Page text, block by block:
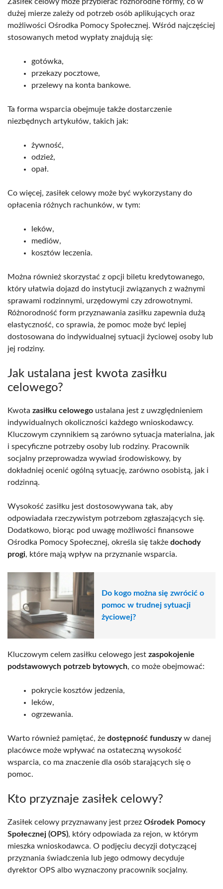
dużej mierze zależy od potrzeb osób aplikujących oraz
możliwości Ośrodka Pomocy Społecznej. Wśród najczęściej
stosowanych metod wypłaty znajdują się:
gotówka,
przekazy pocztowe,
przelewy na konta bankowe.
Ta forma wsparcia obejmuje także dostarczenie
niezbędnych artykułów, takich jak:
żywność,
odzież,
opał.
Co więcej, zasiłek celowy może być wykorzystany do
opłacenia różnych rachunków, w tym:
leków,
mediów,
kosztów leczenia.
Można również skorzystać z opcji biletu kredytowanego,
który ułatwia dojazd do instytucji związanych z ważnymi
sprawami rodzinnymi, urzędowymi czy zdrowotnymi.
Różnorodność form przyznawania zasiłku zapewnia dużą
elastyczność, co sprawia, że pomoc może być lepiej
dostosowana do indywidualnej sytuacji życiowej osoby lub
jej rodziny.
Jak ustalana jest kwota zasiłku
celowego?
Kwota zasiłku celowego ustalana jest z uwzględnieniem
indywidualnych okoliczności każdego wnioskodawcy.
Kluczowym czynnikiem są zarówno sytuacja materialna, jak
i specyficzne potrzeby osoby lub rodziny. Pracownik
socjalny przeprowadza wywiad środowiskowy, by
dokładniej ocenić ogólną sytuację, zarówno osobistą, jak i
rodzinną.
Wysokość zasiłku jest dostosowywana tak, aby
odpowiadała rzeczywistym potrzebom zgłaszających się.
Dodatkowo, biorąc pod uwagę możliwości finansowe
Ośrodka Pomocy Społecznej, określa się także dochody
progi, które mają wpływ na przyznanie wsparcia.
Do kogo można się zwrócić o
pomoc w trudnej sytuacji
życiowej?
Kluczowym celem zasiłku celowego jest zaspokojenie
podstawowych potrzeb bytowych, co może obejmować:
pokrycie kosztów jedzenia,
leków,
ogrzewania.
Warto również pamiętać, że dostępność funduszyw danej
placówce może wpływać na ostateczną wysokość
wsparcia, co ma znaczenie dla osób starających się o
pomoc.
Kto przyznaje zasiłek celowy?
Zasiłek celowy przyznawany jest przez Ośrodek Pomocy
Społecznej (OPS), który odpowiada za rejon, w którym
mieszka wnioskodawca. O podjęciu decyzji dotyczącej
przyznania świadczenia lub jego odmowy decyduje
dyrektor OPS albo wyznaczony pracownik socjalny.